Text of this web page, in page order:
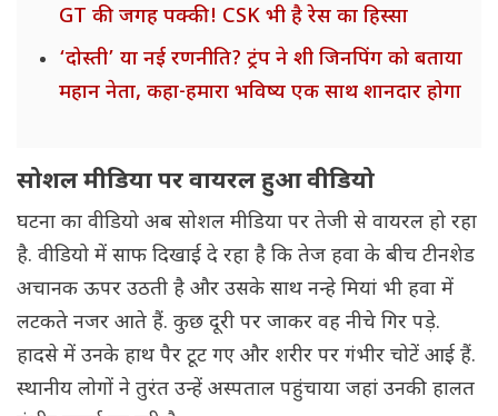
GT की जगह पक्की! CSK भी है रेस का हिस्सा
‘दोस्ती’ या नई रणनीति? ट्रंप ने शी जिनपिंग को बताया
महान नेता, कहा-हमारा भविष्य एक साथ शानदार होगा
सोशल मीडिया पर वायरल हुआ वीडियो
घटना का वीडियो अब सोशल मीडिया पर तेजी से वायरल हो रहा
है. वीडियो में साफ दिखाई दे रहा है कि तेज हवा के बीच टीनशेड
अचानक ऊपर उठती है और उसके साथ नन्हे मियां भी हवा में
लटकते नजर आते हैं. कुछ दूरी पर जाकर वह नीचे गिर पड़े.
हादसे में उनके हाथ पैर टूट गए और शरीर पर गंभीर चोटें आई हैं.
स्थानीय लोगों ने तुरंत उन्हें अस्पताल पहुंचाया जहां उनकी हालत